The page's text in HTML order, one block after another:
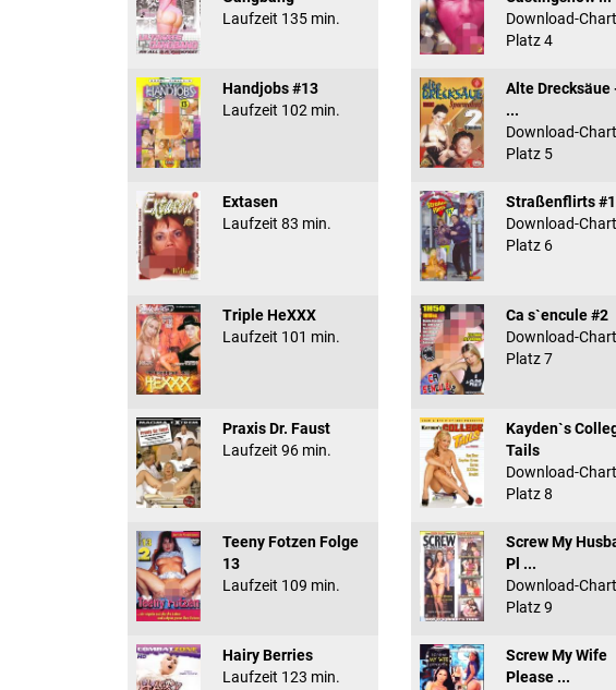
Laufzeit 135 min.
Handjobs #13
Laufzeit 102 min.
Extasen
Laufzeit 83 min.
Triple HeXXX
Laufzeit 101 min.
Praxis Dr. Faust
Laufzeit 96 min.
Teeny Fotzen Folge
13
Laufzeit 109 min.
Hairy Berries
Laufzeit 123 min.
Download-Chart
Platz 4
Alte Drecksäue
...
Download-Chart
Platz 5
Straßenflirts
Download-Chart
Platz 6
Ca s`encule #2
Download-Chart
Platz 7
Kayden`s
Tails
Download-Chart
Platz 8
Screw My
Pl ...
Download-Chart
Platz 9
Screw My Wife
Please ...